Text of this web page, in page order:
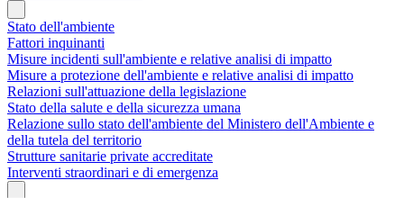
Stato dell'ambiente
Fattori inquinanti
Misure incidenti sull'ambiente e relative analisi di impatto
Misure a protezione dell'ambiente e relative analisi di impatto
Relazioni sull'attuazione della legislazione
Stato della salute e della sicurezza umana
Relazione sullo stato dell'ambiente del Ministero dell'Ambiente e
della tutela del territorio
Strutture sanitarie private accreditate
Interventi straordinari e di emergenza